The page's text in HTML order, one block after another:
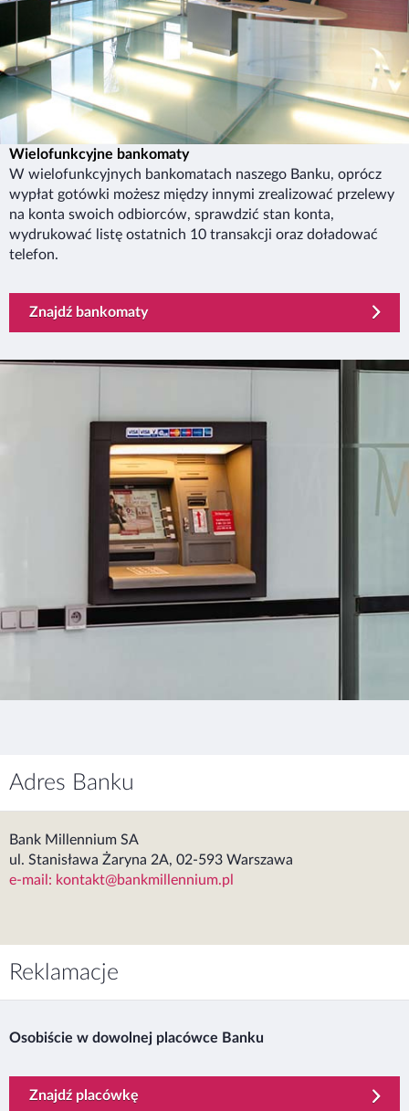
Wielofunkcyjne bankomaty
W wielofunkcyjnych bankomatach naszego Banku, oprócz
wypłat gotówki możesz między innymi zrealizować przelewy
na konta swoich odbiorców, sprawdzić stan konta,
wydrukować listę ostatnich 10 transakcji oraz doładować
telefon.
Znajdź bankomaty
Adres Banku
Bank Millennium SA
ul. Stanisława Żaryna 2A, 02-593 Warszawa
e-mail: kontakt@bankmillennium.pl
Reklamacje
Osobiście w dowolnej placówce Banku
Znajdź placówkę